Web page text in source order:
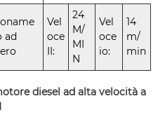
ad
Vel
oce
II:
24
M/
MI
N
Vel
oce
io:
14
m/
min
diesel ad alta velocità a